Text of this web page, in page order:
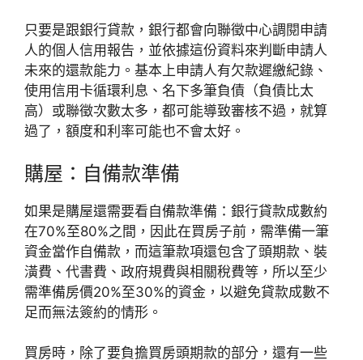
只要是跟銀行貸款，銀行都會向聯徵中心調閱申請
人的個人信用報告，並依據這份資料來判斷申請人
未來的還款能力。基本上申請人有欠款遲繳紀錄、
使用信用卡循環利息、名下多筆負債（負債比太
高）或聯徵次數太多，都可能導致審核不過，就算
過了，額度和利率可能也不會太好。
購屋：自備款準備
如果是購屋還需要看自備款準備：銀行貸款成數約
在70%至80%之間，因此在買房子前，需準備一筆
資金當作自備款，而這筆款項還包含了頭期款、裝
潢費、代書費、政府規費與相關稅費等，所以至少
需準備房價20%至30%的資金，以避免貸款成數不
足而無法簽約的情形。
買房時，除了要負擔買房頭期款的部分，還有一些